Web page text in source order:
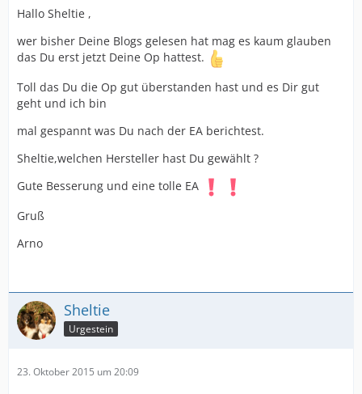
Hallo Sheltie ,
wer bisher Deine Blogs gelesen hat mag es kaum glauben
das Du erst jetzt Deine Op hattest.
Toll das Du die Op gut überstanden hast und es Dir gut
geht und ich bin
mal gespannt was Du nach der EA berichtest.
Sheltie,welchen Hersteller hast Du gewählt ?
Gute Besserung und eine tolle EA
Gruß
Arno
Sheltie
Urgestein
23. Oktober 2015 um 20:09